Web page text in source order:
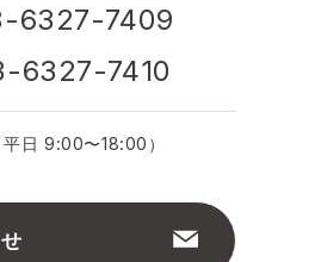
6327-7409
6327-7410
平日 9:00〜18:00）